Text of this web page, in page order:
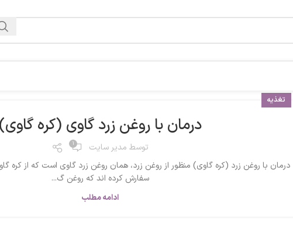
تغذیه
درمان با روغن زرد گاوی (کره گاوی)
توسط مدیر سایت 1
درمان با روغن زرد (کره گاوی) منظور از روغن زرد، همان روغن زرد گاوی است که از کره
سفارش کرده اند که روغن گ...
ادامه مطلب